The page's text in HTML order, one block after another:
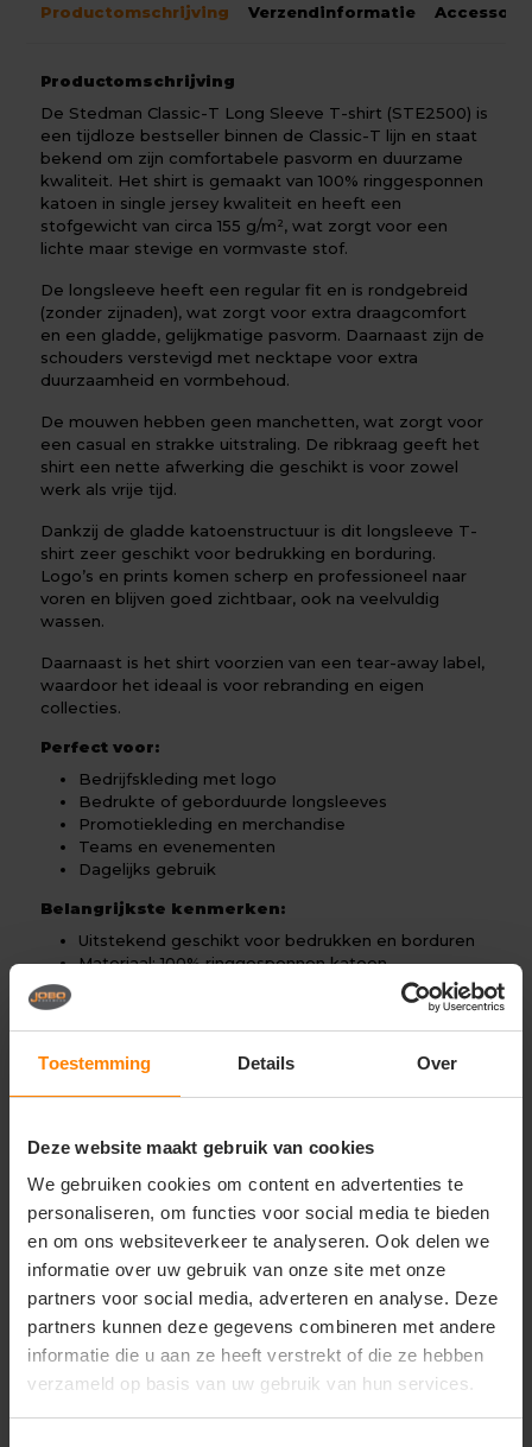
Toestemming Details Over
Deze website maakt gebruik van cookies
We gebruiken cookies om content en advertenties te
personaliseren, om functies voor social media te bieden
en om ons websiteverkeer te analyseren. Ook delen we
informatie over uw gebruik van onze site met onze
partners voor social media, adverteren en analyse. Deze
partners kunnen deze gegevens combineren met andere
informatie die u aan ze heeft verstrekt of die ze hebben
verzameld op basis van uw gebruik van hun services.
Productomschrijving Verzendinformatie
Productomschrijving
De Stedman Classic-T Long Sleeve T-shirt (STE2500) is
een tijdloze bestseller binnen de Classic-T lijn en staat
bekend om zijn comfortabele pasvorm en duurzame
kwaliteit. Het shirt is gemaakt van 100% ringgesponnen
katoen in single jersey kwaliteit en heeft een
stofgewicht van circa 155 g/m², wat zorgt voor een
lichte maar stevige en vormvaste stof.
De longsleeve heeft een regular fit en is rondgebreid
(zonder zijnaden), wat zorgt voor extra draagcomfort
en een gladde, gelijkmatige pasvorm. Daarnaast zijn de
schouders verstevigd met necktape voor extra
duurzaamheid en vormbehoud.
De mouwen hebben geen manchetten, wat zorgt voor
een casual en strakke uitstraling. De ribkraag geeft het
shirt een nette afwerking die geschikt is voor zowel
werk als vrije tijd.
Dankzij de gladde katoenstructuur is dit longsleeve T-
shirt zeer geschikt voor bedrukking en borduring.
Logo’s en prints komen scherp en professioneel naar
voren en blijven goed zichtbaar, ook na veelvuldig
wassen.
Daarnaast is het shirt voorzien van een tear-away label,
waardoor het ideaal is voor rebranding en eigen
collecties.
Perfect voor:
Bedrijfskleding met logo
Bedrukte of geborduurde longsleeves
Promotiekleding en merchandise
Teams en evenementen
Dagelijks gebruik
Belangrijkste kenmerken:
Uitstekend geschikt voor bedrukken en borduren
Materiaal: 100% ringgesponnen katoen
Regular fit
Zonder zijnaden (tubular fabric)
Lange mouwen zonder manchetten
Ribkraag
Tear-away label (ideaal voor rebranding)
Gerelateerde producten